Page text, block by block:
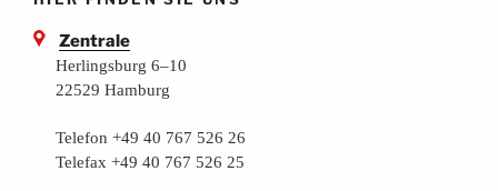
Zentrale
Herlingsburg 6–10
22529 Hamburg
Telefon +49 40 767 526 26
Telefax +49 40 767 526 25